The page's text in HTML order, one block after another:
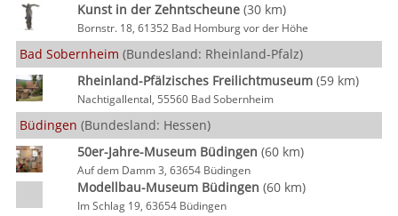
Kunst in der Zehntscheune(30 km)
Bornstr. 18, 61352 Bad Homburg vor der Höhe
Bad Sobernheim (Bundesland: Rheinland-Pfalz)
Rheinland-Pfälzisches Freilichtmuseum(59 km)
Nachtigallental, 55560 Bad Sobernheim
Büdingen (Bundesland: Hessen)
50er-Jahre-Museum Büdingen (60 km)
Auf dem Damm 3, 63654 Büdingen
Modellbau-Museum Büdingen (60 km)
Im Schlag 19, 63654 Büdingen